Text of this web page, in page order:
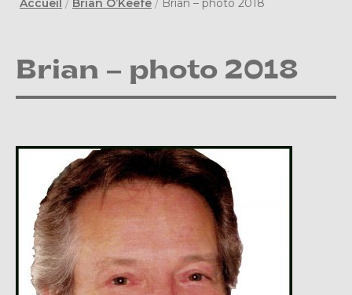
Accueil / Brian O’Keefe / Brian – photo 2018
Brian – photo 2018